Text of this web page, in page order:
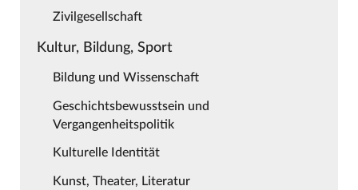
Zivilgesellschaft
Kultur, Bildung, Sport
Bildung und Wissenschaft
Geschichtsbewusstsein und
Vergangenheitspolitik
Kulturelle Identität
Kunst, Theater, Literatur